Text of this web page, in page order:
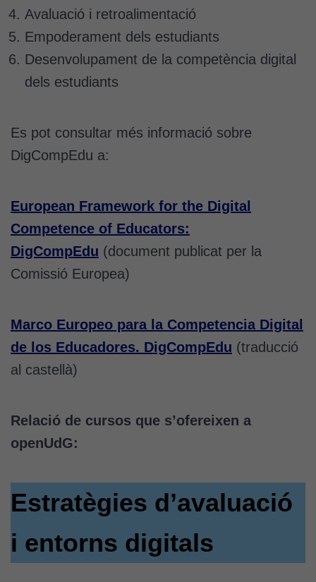
Avaluació i retroalimentació
Empoderament dels estudiants
Desenvolupament de la competència digital
dels estudiants
Es pot consultar més informació sobre
DigCompEdu a:
European Framework for the Digital
Competence of Educators:
DigCompEdu (document publicat per la
Comissió Europea)
Marco Europeo para la Competencia Digital
de los Educadores. DigCompEdu (traducció
al castellà)
Relació de cursos que s’ofereixen a
openUdG:
Estratègies d’avaluació
i entorns digitals